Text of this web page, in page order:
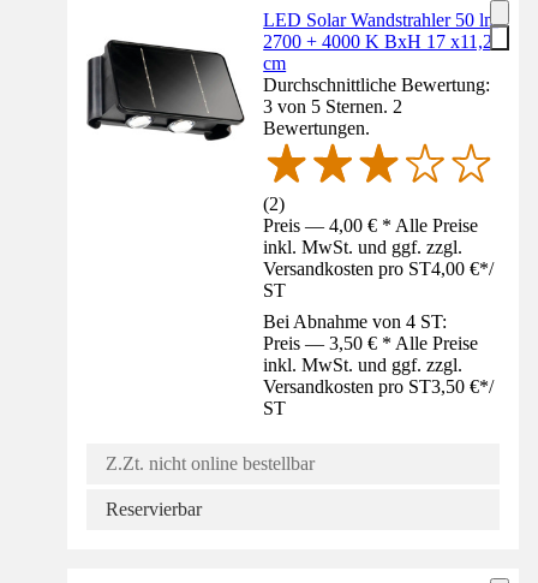
LED Solar Wandstrahler 50 lm
2700 + 4000 K BxH 17 x11,2
cm
Durchschnittliche Bewertung:
3 von 5 Sternen. 2
Bewertungen.
(2)
Preis — 4,00 € * Alle Preise
inkl. MwSt. und ggf. zzgl.
Versandkosten pro ST4,00 €*/
ST
Bei Abnahme von 4 ST:
Preis — 3,50 € * Alle Preise
inkl. MwSt. und ggf. zzgl.
Versandkosten pro ST3,50 €*/
ST
Z.Zt. nicht online bestellbar
Reservierbar